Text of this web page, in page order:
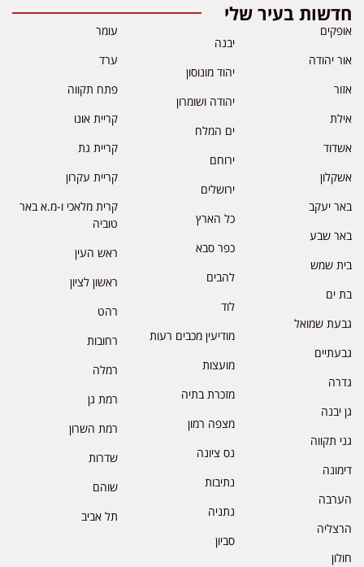
חדשות בעיר שלי
אופקים
אור יהודה
אזור
אילת
אשדוד
אשקלון
באר יעקב
באר שבע
בית שמש
בת ים
גבעת שמואל
גבעתיים
גדרה
גן יבנה
גני תקווה
דימונה
הערבה
הרצליה
חולון
יבנה
יהוד מונוסון
יהודה ושומרון
ים המלח
ירוחם
ירושלים
כל הארץ
כפר סבא
להבים
לוד
מודיעין מכבים רעות
מועצות
מזכרת בתיה
מצפה רמון
נס ציונה
נתיבות
נתניה
סביון
עומר
ערד
פתח תקווה
קריית אונו
קריית גת
קריית עקרון
קרית מלאכי ו-מ.א באר
טוביה
ראש העין
ראשון לציון
רהט
רחובות
רמלה
רמת גן
רמת השרון
שדרות
שוהם
תל אביב